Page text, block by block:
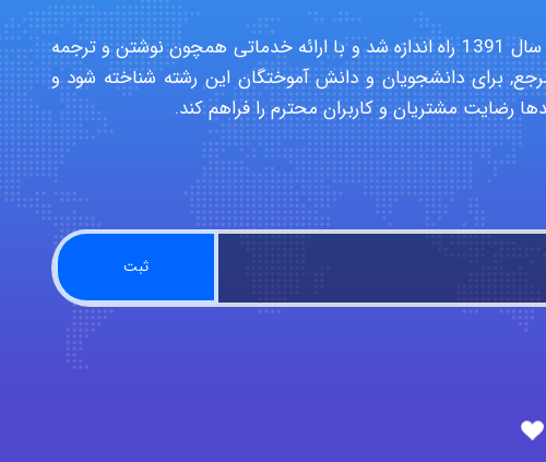
سایت تخصصی دانشجویان بهداشت حرفه ای در سال 1391 راه اندازه شد و با ارائه خدماتی همچون نوشتن و ترجمه
برای دانشجویان و دانش آموختگان این رشته شناخته شود و
رضایت مشتریان و کاربران محترم را فراهم کند.